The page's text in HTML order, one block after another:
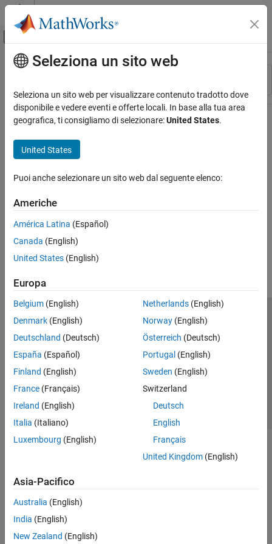
Vai al contenuto
Attiva/disattiva menu di navigazione
Risorsa
Stato
Contenuto principale
Seleziona un sito web
Seleziona un sito web per visualizzare contenuto tradotto dove
disponibile e vedere eventi e offerte locali. In base alla tua area
geografica, ti consigliamo di selezionare:United States.
United States
Puoi anche selezionare un sito web dal seguente elenco:
Americhe
América Latina (Español)
Canada (English)
United States (English)
Europa
Belgium (English)
Denmark (English)
Deutschland (Deutsch)
España (Español)
Finland (English)
France (Français)
Ireland (English)
Italia (Italiano)
Luxembourg (English)
Netherlands(English)
Norway(English)
Österreich (Deutsch)
Portugal (English)
Sweden (English)
Switzerland
Deutsch
English
Français
United Kingdom(English)
Asia-Pacifico
Australia (English)
India (English)
New Zealand (English)
Centro di fiducia
Informativa sulla privacy
Antipirateria
Stato dell'applicazione
Contatti
© 1994-2026 The MathWorks, Inc.